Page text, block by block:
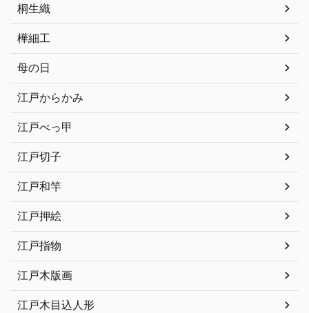
桐生織
樺細工
母の日
江戸からかみ
江戸べっ甲
江戸切子
江戸和竿
江戸押絵
江戸指物
江戸木版画
江戸木目込人形